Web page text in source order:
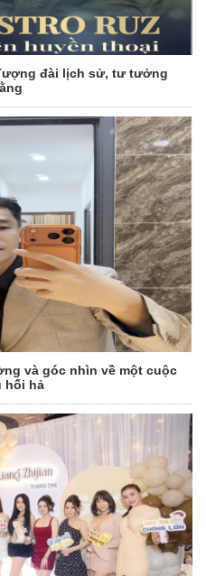
đài lịch sử, tư tưởng
và góc nhìn về một cuộc
hối hả